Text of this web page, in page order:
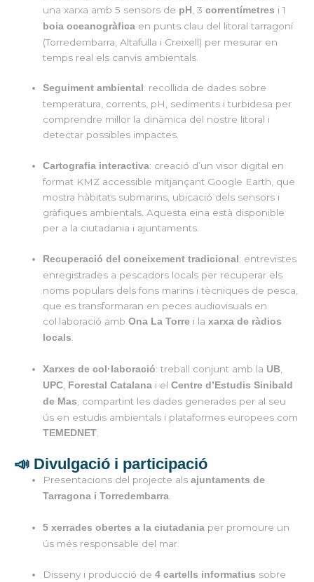
una xarxa amb 5 sensors de pH , 3correntímetres i 1
boia oceanogràfica en punts clau del litoral tarragoní
(Torredembarra, Altafulla i Creixell) per mesurar en
temps real els canvis ambientals.
Seguiment ambiental : recollida de dades sobre
temperatura, corrents, pH, sediments i turbidesa per
comprendre millor la dinàmica del nostre litoral i
detectar possibles impactes.
Cartografia interactiva: creació d’un visor digital en
format KMZ accessible mitjançant Google Earth, que
mostra hàbitats submarins, ubicació dels sensors i
gràfiques ambientals. Aquesta eina està disponible
per a la ciutadania i ajuntaments.
Recuperació del coneixement tradicional : entrevistes
enregistrades a pescadors locals per recuperar els
noms populars dels fons marins i tècniques de pesca,
que es transformaran en peces audiovisuals en
col·laboració ambOna La Torre i laxarxa de ràdios
locals
Xarxes de col·laboració: treball conjunt amb la UB
UPC Forestal Catalana i elCentre d’Estudis Sinibald
de Mas , compartint les dades generades per al seu
ús en estudis ambientals i plataformes europees com
TEMEDNET
📣 Divulgació i participació
Presentacions del projecte alsajuntaments de
Tarragona i Torredembarra
5 xerrades obertes a la ciutadania per promoure un
ús més responsable del mar.
Disseny i producció de4 cartells informatius sobre